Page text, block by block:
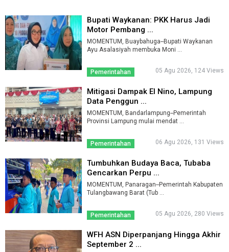
Bupati Waykanan: PKK Harus Jadi
Motor Pembang ...
MOMENTUM, Buaybahuga--Bupati Waykanan
Ayu Asalasiyah membuka Moni ...
Pemerintahan 05 Agu 2026, 124 Views
Mitigasi Dampak El Nino, Lampung
Data Penggun ...
MOMENTUM, Bandarlampung--Pemerintah
Provinsi Lampung mulai mendat ...
Pemerintahan 06 Agu 2026, 131 Views
Tumbuhkan Budaya Baca, Tubaba
Gencarkan Perpu ...
MOMENTUM, Panaragan--Pemerintah Kabupaten
Tulangbawang Barat (Tub ...
Pemerintahan 05 Agu 2026, 280 Views
WFH ASN Diperpanjang Hingga Akhir
September 2 ...